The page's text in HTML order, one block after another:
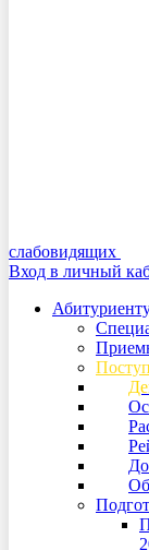
слабовидящих
Вход в личный